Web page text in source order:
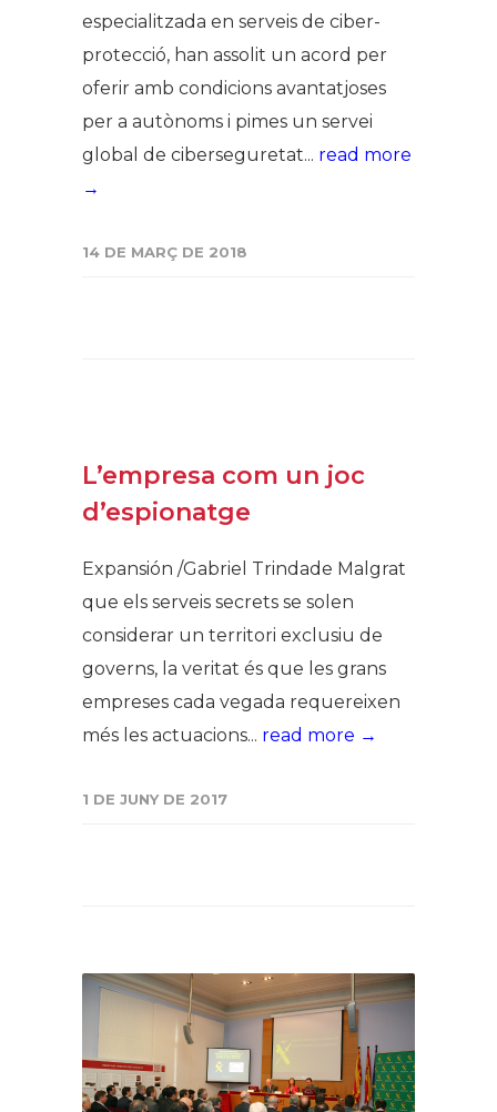
especialitzada en serveis de ciber-
protecció, han assolit un acord per
oferir amb condicions avantatjoses
per a autònoms i pimes un servei
global de ciberseguretat... read more
→
14 DE MARÇ DE 2018
L’empresa com un joc
d’espionatge
Expansión /Gabriel Trindade Malgrat
que els serveis secrets se solen
considerar un territori exclusiu de
governs, la veritat és que les grans
empreses cada vegada requereixen
més les actuacions... read more →
1 DE JUNY DE 2017